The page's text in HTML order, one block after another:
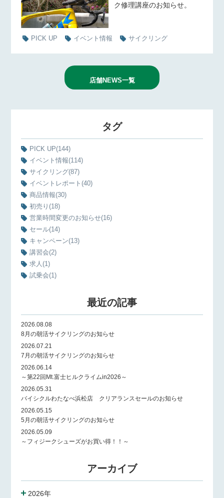
ク修理講座のお知らせ。
PICK UP イベント情報 サイクリング
店舗NEWS一覧
タグ
PICK UP(144)
イベント情報(114)
サイクリング(87)
イベントレポート(40)
商品情報(30)
初売り(18)
営業時間変更のお知らせ(16)
セール(14)
キャンペーン(13)
講習会(2)
求人(1)
試乗会(1)
最近の記事
2026.08.08
8月の朝活サイクリングのお知らせ
2026.07.21
7月の朝活サイクリングのお知らせ
2026.06.14
～第22回Mt.富士ヒルクライムin2026～
2026.05.31
バイシクルわたなべ浜松店 クリアランスセールのお知らせ
2026.05.15
5月の朝活サイクリングのお知らせ
2026.05.09
～フィジークシューズがお買い得！！～
アーカイブ
2026年